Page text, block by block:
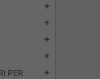
add
add
add
add
PER
add